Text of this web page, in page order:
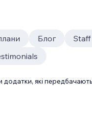
Блог
які